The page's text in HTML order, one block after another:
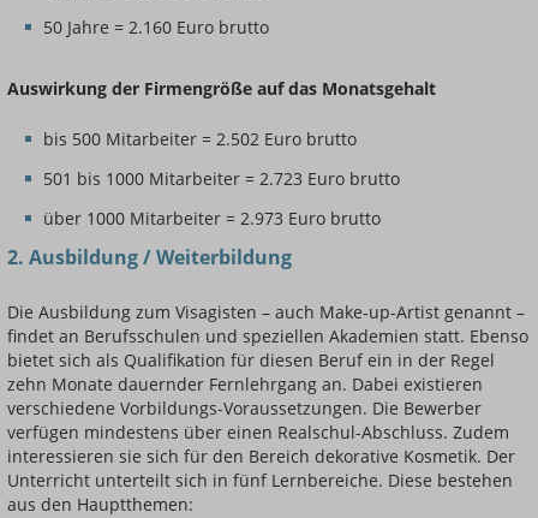
50 Jahre = 2.160 Euro brutto
Auswirkung der Firmengröße auf das Monatsgehalt
bis 500 Mitarbeiter = 2.502 Euro brutto
501 bis 1000 Mitarbeiter = 2.723 Euro brutto
über 1000 Mitarbeiter = 2.973 Euro brutto
2. Ausbildung / Weiterbildung
Die Ausbildung zum Visagisten – auch Make-up-Artist genannt –
findet an Berufsschulen und speziellen Akademien statt. Ebenso
bietet sich als Qualifikation für diesen Beruf ein in der Regel
zehn Monate dauernder Fernlehrgang an. Dabei existieren
verschiedene Vorbildungs-Voraussetzungen. Die Bewerber
verfügen mindestens über einen Realschul-Abschluss. Zudem
interessieren sie sich für den Bereich dekorative Kosmetik. Der
Unterricht unterteilt sich in fünf Lernbereiche. Diese bestehen
aus den Hauptthemen: